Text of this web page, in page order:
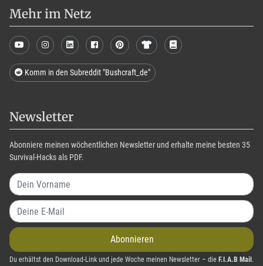
Mehr im Netz
Komm in den Subreddit "Bushcraft_de"
Newsletter
Abonniere meinen wöchentlichen Newsletter und erhalte meine besten 35
Survival-Hacks als PDF.
Abonnieren
Du erhältst den Download-Link und jede Woche meinen Newsletter – die F.I.A.B Mail .